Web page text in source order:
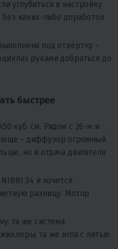
углубиться в настройку
каких-либо доработок
под отвёртку -
руками добраться до
быстрее
куб. см. Рядом с 26-м и
- диффузор огромный.
но и отдача двигателя
34 и хочется
разницу. Мотор
та же система
та же игла с пятью